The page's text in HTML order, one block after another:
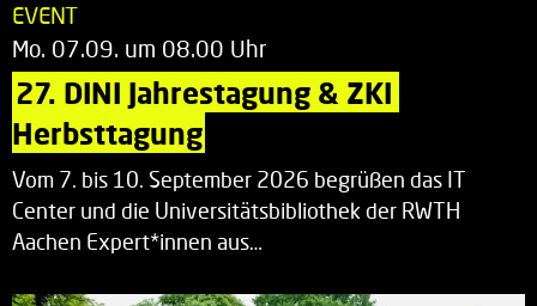
EVENT
Mo. 07.09. um 08.00 Uhr
27. DINI Jahrestagung & ZKI
Herbsttagung
Vom 7. bis 10. September 2026 begrüßen das IT
Center und die Universitätsbibliothek der RWTH
Aachen Expert*innen aus…